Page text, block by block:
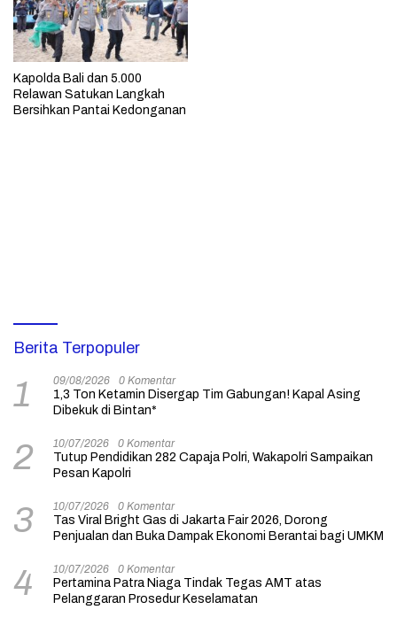
Kapolda Bali dan 5.000
Relawan Satukan Langkah
Bersihkan Pantai Kedonganan
Berita Terpopuler
1 09/08/2026 0 Komentar
1,3 Ton Ketamin Disergap Tim Gabungan! Kapal Asing
Dibekuk di Bintan*
2 10/07/2026 0 Komentar
Tutup Pendidikan 282 Capaja Polri, Wakapolri Sampaikan
Pesan Kapolri
3 10/07/2026 0 Komentar
Tas Viral Bright Gas di Jakarta Fair 2026, Dorong
Penjualan dan Buka Dampak Ekonomi Berantai bagi UMKM
4 10/07/2026 0 Komentar
Pertamina Patra Niaga Tindak Tegas AMT atas
Pelanggaran Prosedur Keselamatan